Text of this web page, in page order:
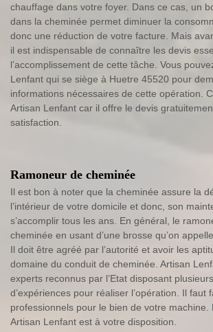
chauffage dans votre foyer. Dans ce cas, un
dans la cheminée permet diminuer la
donc une réduction de votre facture. Mais
il est indispensable de connaître les devis
l’accomplissement de cette tâche. Vous
Lenfant qui se siège à Huetre 45520 pour
informations nécessaires de cette opération.
Artisan Lenfant car il offre le devis
satisfaction.
Ramoneur de cheminée
Il est bon à noter que la cheminée assure la
l’intérieur de votre domicile et donc, son
s’accomplir tous les ans. En général, le
cheminée en usant d’une brosse qu’on
Il doit être agréé par l’autorité et avoir les
domaine du conduit de cheminée. Artisan
experts reconnus par l’Etat disposant
d’expériences pour réaliser l’opération. Il faut
professionnels pour le bien de votre machine.
Artisan Lenfant est à votre disposition.